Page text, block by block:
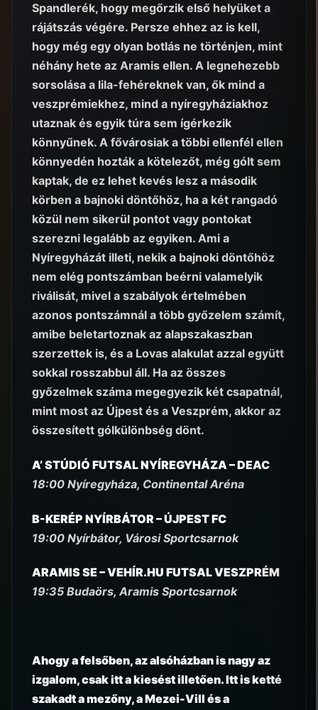
Spandlerék, hogy megőrzik első helyüket a
rájátszás végére. Persze ehhez az is kell,
hogy még egy olyan botlás ne történjen, mint
néhány hete az Aramis ellen. A legnehezebb
sorsolása a lila-fehéreknek van, ők mind a
veszprémiekhez, mind a nyíregyháziakhoz
utaznak és egyik túra sem ígérkezik
könnyűnek. A fővárosiak a többi ellenfél ellen
könnyedén hozták a kötelezőt, még gólt sem
kaptak, de ez lehet kevés lesz a második
körben a bajnoki döntőhöz, ha a két rangadó
közül nem sikerül pontot vagy pontokat
szerezni legalább az egyiken. Ami a
Nyíregyházát illeti, nekik a bajnoki döntőhöz
nem elég pontszámban beérni valamelyik
riválisát, mivel a szabályok értelmében
azonos pontszámnál a több győzelem számít,
amibe beletartoznak az alapszakaszban
szerzettek is, és a Lovas alakulat azzal együtt
sokkal rosszabbul áll. Ha az összes
győzelmek száma megegyezik két csapatnál,
mint most az Újpest és a Veszprém, akkor az
összesített gólkülönbség dönt.
A’ STÚDIÓ FUTSAL NYÍREGYHÁZA – DEAC
18:00 Nyíregyháza, Continental Aréna
B-KERÉP NYÍRBÁTOR – ÚJPEST FC
19:00 Nyírbátor, Városi Sportcsarnok
ARAMIS SE – VEHÍR.HU FUTSAL VESZPRÉM
19:35 Budaörs, Aramis Sportcsarnok
Ahogy a felsőben, az alsóházban is nagy az
izgalom, csak itt a kiesést illetően. Itt is ketté
szakadt a mezőny, a Mezei-Vill és a